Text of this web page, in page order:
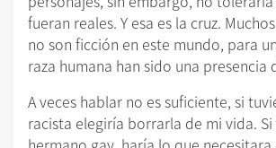
fueran reales. Y esa es la cruz.
no son ficción en este mundo, para
raza humana han sido una presencia
A veces hablar no es suficiente, si
racista elegiría borrarla de mi vida.